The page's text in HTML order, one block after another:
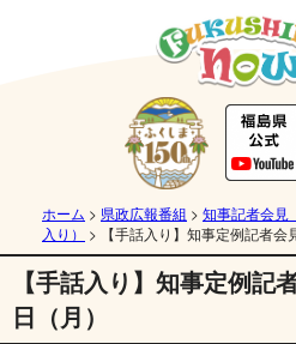
ホーム > 県政広報番組 > 知事記者会見
入り）
> 【手話入り】知事定例記者会
【手話入り】知事定例記
日（月）